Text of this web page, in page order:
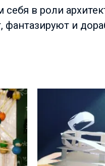
в роли
фантазируют и